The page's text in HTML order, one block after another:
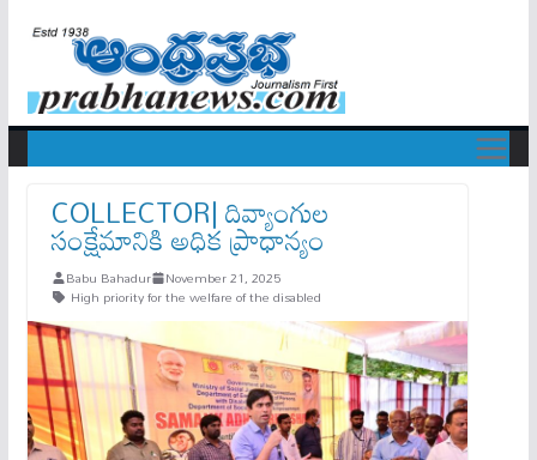
COLLECTOR| దివ్యాంగుల
సంక్షేమానికి అధిక ప్రాధాన్యం
Babu Bahadur November 21, 2025
High priority for the welfare of the disabled